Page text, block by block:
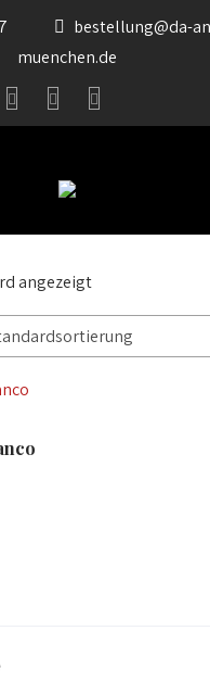
bestellung@da-
muenchen.de
angezeigt